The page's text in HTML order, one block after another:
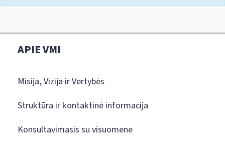
APIE VMI
Misija, Vizija ir Vertybės
Struktūra ir kontaktinė informacija
Konsultavimasis su visuomene